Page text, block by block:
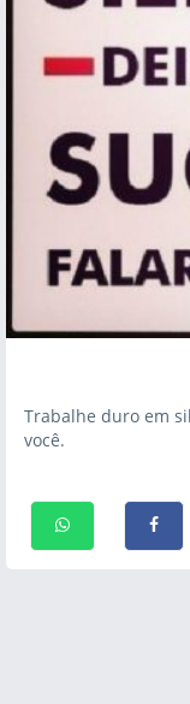
Trabalhe duro em
você.